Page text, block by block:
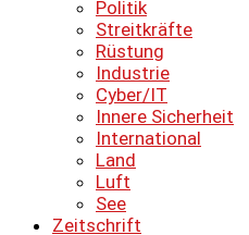
Politik
Streitkräfte
Rüstung
Industrie
Cyber/IT
Innere Sicherheit
International
Land
Luft
See
Zeitschrift